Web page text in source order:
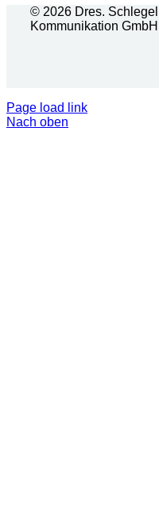
© 2026 Dres.
Kommunikation GmbH
Page load link
Nach oben